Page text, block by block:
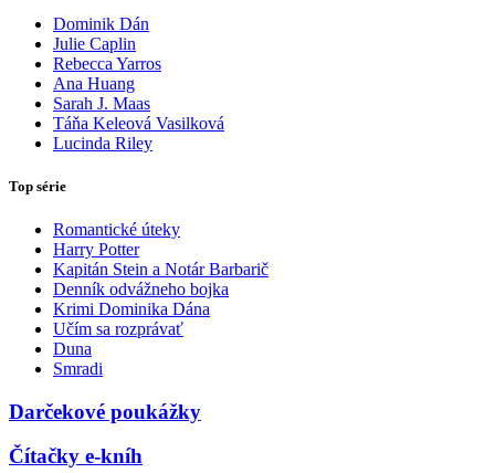
Dominik Dán
Julie Caplin
Rebecca Yarros
Ana Huang
Sarah J. Maas
Táňa Keleová Vasilková
Lucinda Riley
Top série
Romantické úteky
Harry Potter
Kapitán Stein a Notár Barbarič
Denník odvážneho bojka
Krimi Dominika Dána
Učím sa rozprávať
Duna
Smradi
Darčekové poukážky
Čítačky e-kníh